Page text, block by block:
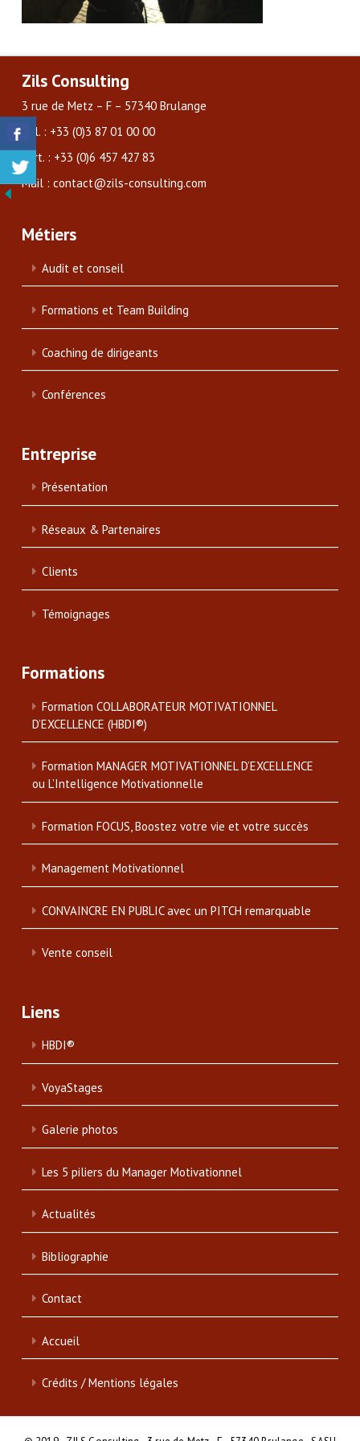
Zils Consulting
3 rue de Metz – F – 57340 Brulange
Tél. : +33 (0)3 87 01 00 00
Port. : +33 (0)6 457 427 83
Mail : contact@zils-consulting.com
Métiers
Audit et conseil
Formations et Team Building
Coaching de dirigeants
Conférences
Entreprise
Présentation
Réseaux & Partenaires
Clients
Témoignages
Formations
Formation COLLABORATEUR MOTIVATIONNEL
D’EXCELLENCE (HBDI®)
Formation MANAGER MOTIVATIONNEL D’EXCELLENCE
ou L’Intelligence Motivationnelle
Formation FOCUS, Boostez votre vie et votre succès
Management Motivationnel
CONVAINCRE EN PUBLIC avec un PITCH remarquable
Vente conseil
Liens
HBDI®
VoyaStages
Galerie photos
Les 5 piliers du Manager Motivationnel
Actualités
Bibliographie
Contact
Accueil
Crédits / Mentions légales